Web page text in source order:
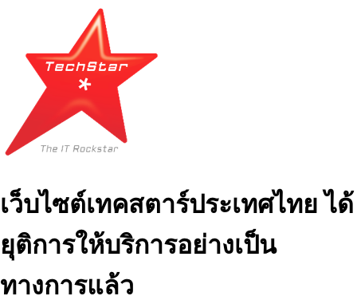
เว็บไซต์เทคสตาร์ประเทศไทย ได้
ยุติการให้บริการอย่างเป็น
ทางการแล้ว